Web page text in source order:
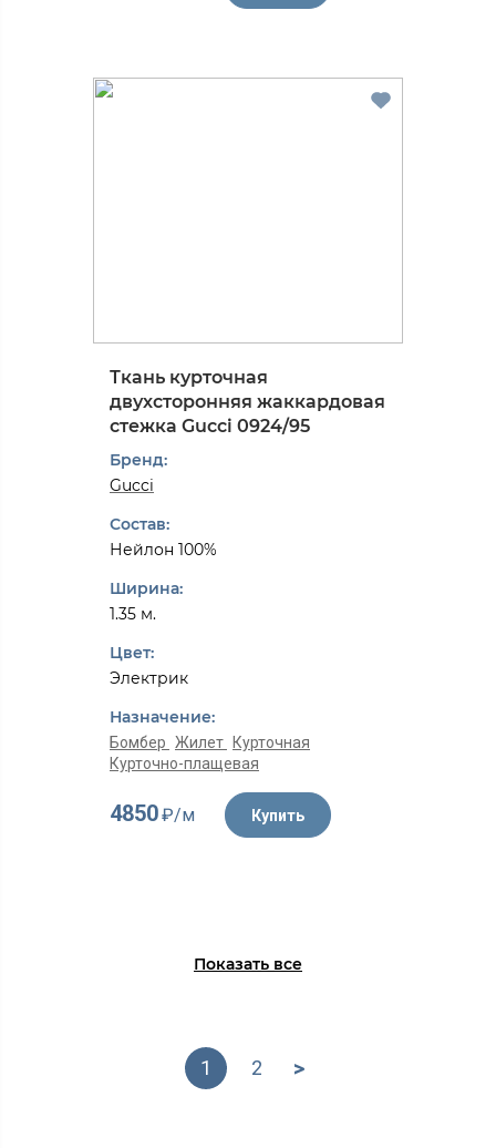
Ткань курточная
двухсторонняя жаккардовая
стежка Gucci 0924/95
Бренд:
Gucci
Состав:
Нейлон 100%
Ширина:
1.35 м.
Цвет:
Электрик
Назначение:
Бомбер Жилет
Курточная
Курточно-плащевая
4850₽/м Купить
Показать все
1 2 >